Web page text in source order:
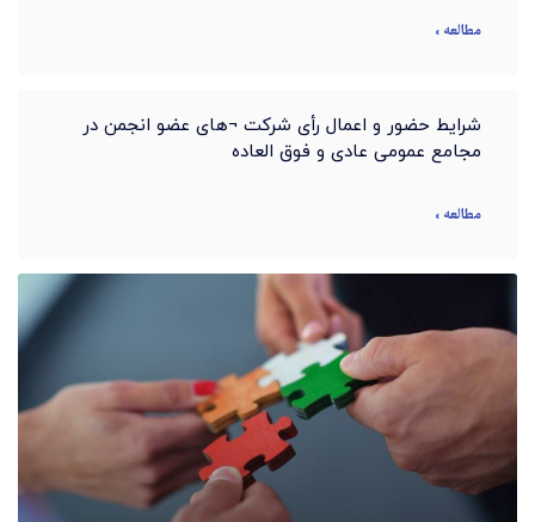
مطالعه »
شرایط حضور و اعمال رأی شرکت ¬های عضو انجمن در
مجامع عمومی عادی و فوق العاده
مطالعه »